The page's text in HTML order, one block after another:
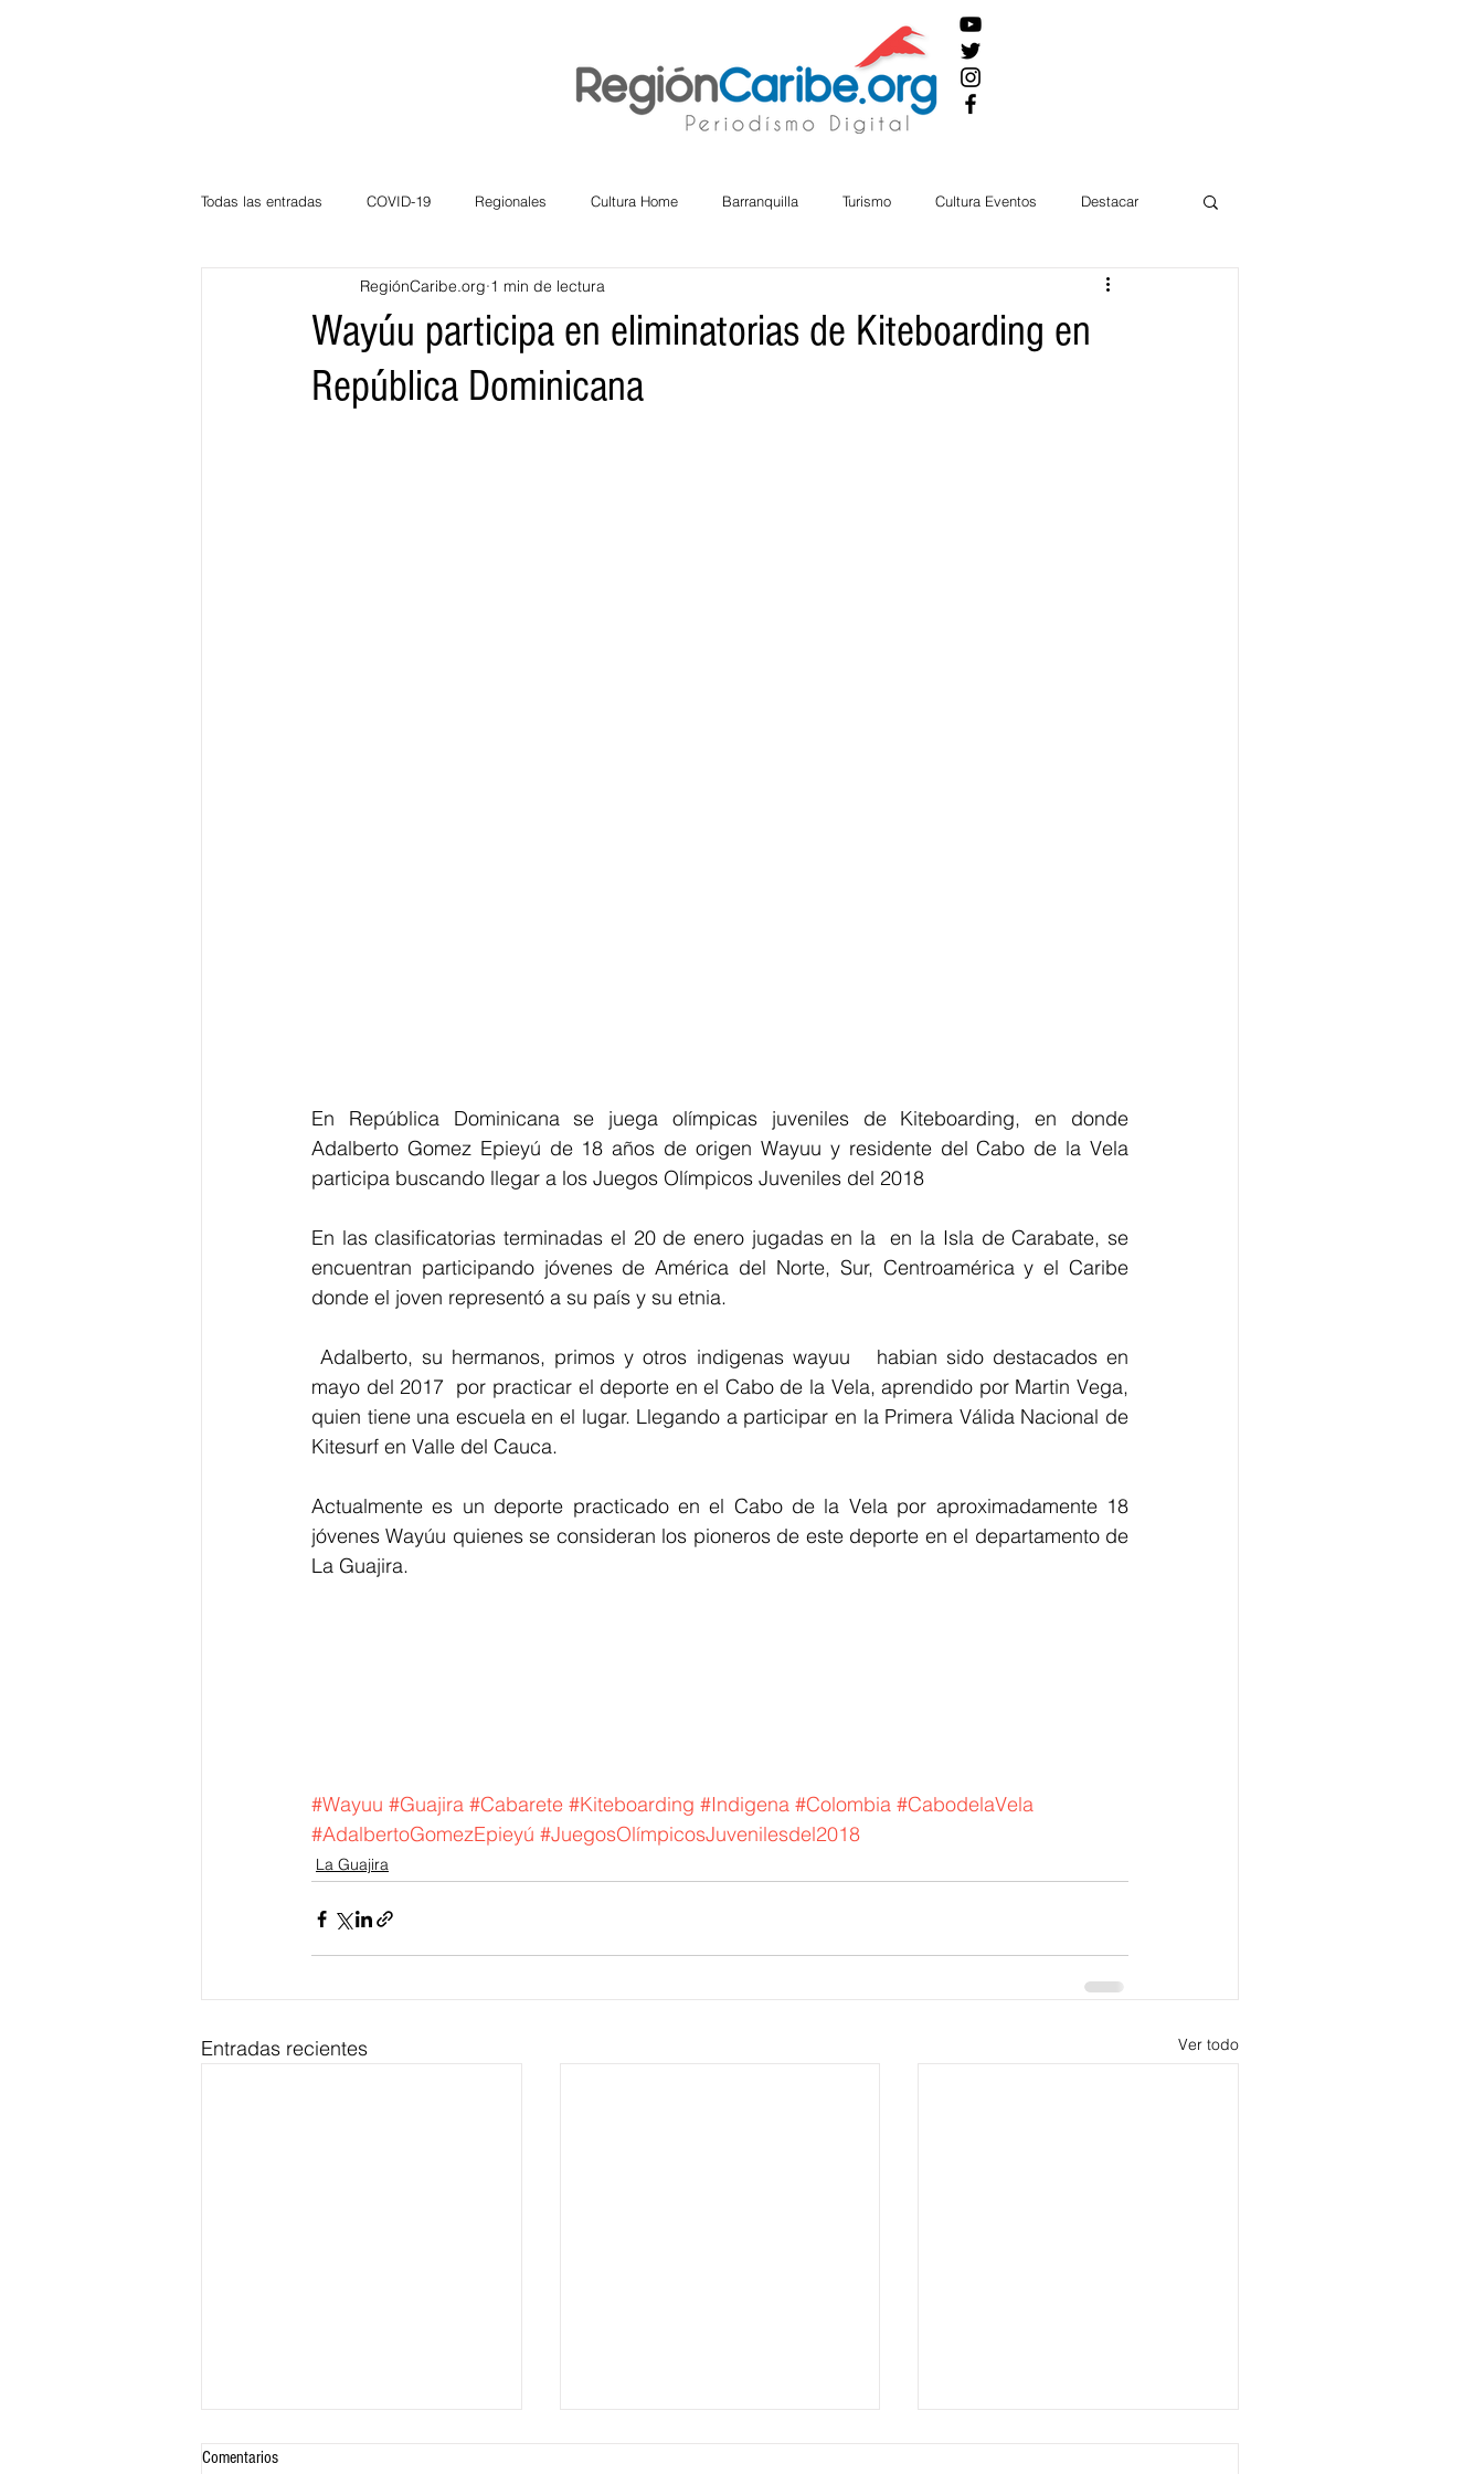
Todas las entradas COVID-19 Regionales Cultura Home Barranquilla Turismo Cultura Eventos Destacar
Atlántico La Guajira Cesar
Bloggeros Hermanos Mayores Economía
Wayúu participa en eliminatorias de Kiteboarding en
República Dominicana
RegiónCaribe.org 1 min de lectura
En República Dominicana se juega olímpicas juveniles de Kiteboarding, en donde
Adalberto Gomez Epieyú de 18 años de origen Wayuu y residente del Cabo de la Vela
participa buscando llegar a los Juegos Olímpicos Juveniles del 2018
En las clasificatorias terminadas el 20 de enero jugadas en la  en la Isla de Carabate, se
encuentran participando jóvenes de América del Norte, Sur, Centroamérica y el Caribe
donde el joven representó a su país y su etnia.
Adalberto, su hermanos, primos y otros indigenas wayuu   habian sido destacados en
mayo del 2017  por practicar el deporte en el Cabo de la Vela, aprendido por Martin Vega,
quien tiene una escuela en el lugar. Llegando a participar en la Primera Válida Nacional de
Kitesurf en Valle del Cauca.
Actualmente es un deporte practicado en el Cabo de la Vela por aproximadamente 18
jóvenes Wayúu quienes se consideran los pioneros de este deporte en el departamento de
La Guajira.
#Wayuu #Guajira #Cabarete #Kiteboarding #Indigena #Colombia #CabodelaVela
#AdalbertoGomezEpieyú #JuegosOlímpicosJuvenilesdel2018
La Guajira
Entradas recientes Ver todo
Comentarios